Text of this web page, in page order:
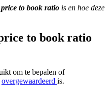
price to book ratio is en hoe deze
to book ratio
om te bepalen of
overgewaardeerd is.